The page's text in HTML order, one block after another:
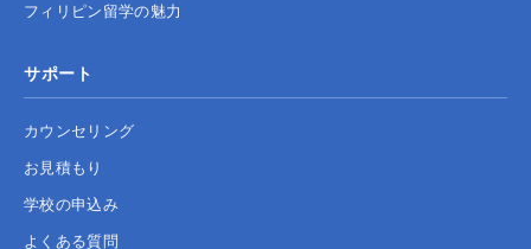
フィリピン留学の魅力
サポート
カウンセリング
お見積もり
学校の申込み
よくある質問